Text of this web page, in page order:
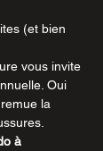
(et bien
vous invite
Oui
la
à